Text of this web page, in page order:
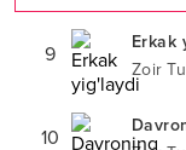
9
Erkak
Zoir
10